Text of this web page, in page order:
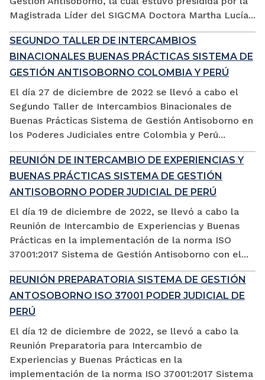
Magistrada Líder del SIGCMA Doctora Martha Lucía...
SEGUNDO TALLER DE INTERCAMBIOS
BINACIONALES BUENAS PRÁCTICAS SISTEMA DE
GESTIÓN ANTISOBORNO COLOMBIA Y PERÚ
El día 27 de diciembre de 2022 se llevó a cabo el
Segundo Taller de Intercambios Binacionales de
Buenas Prácticas Sistema de Gestión Antisoborno en
los Poderes Judiciales entre Colombia y Perú...
REUNIÓN DE INTERCAMBIO DE EXPERIENCIAS Y
BUENAS PRÁCTICAS SISTEMA DE GESTIÓN
ANTISOBORNO PODER JUDICIAL DE PERÚ
El día 19 de diciembre de 2022, se llevó a cabo la
Reunión de Intercambio de Experiencias y Buenas
Prácticas en la implementación de la norma ISO
37001:2017 Sistema de Gestión Antisoborno con el...
REUNIÓN PREPARATORIA SISTEMA DE GESTIÓN
ANTOSOBORNO ISO 37001 PODER JUDICIAL DE
PERÚ
El día 12 de diciembre de 2022, se llevó a cabo la
Reunión Preparatoria para Intercambio de
Experiencias y Buenas Prácticas en la
implementación de la norma ISO 37001:2017 Sistema